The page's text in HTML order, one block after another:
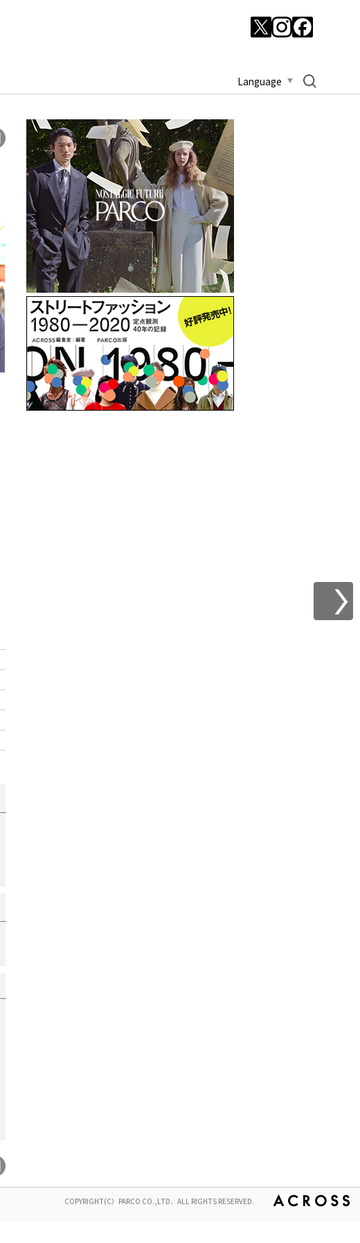
Language
COPYRIGHT(C）PARCO CO.,LTD．ALL RIGHTS RESERVED.